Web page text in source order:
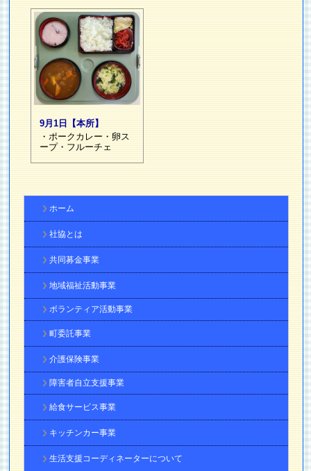
9月1日【本所】
・ポークカレー・卵ス
ープ・フルーチェ
ホーム
社協とは
共同募金事業
地域福祉活動事業
ボランティア活動事業
町委託事業
介護保険事業
障害者自立支援事業
給食サービス事業
キッチンカー事業
生活支援コーディネーターについて